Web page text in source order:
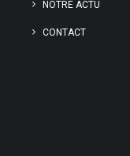
NOTRE ACTU
CONTACT